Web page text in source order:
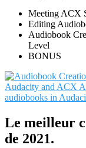
Meeting ACX
Editing
Audiobook
Level
BONUS
Audacity and ACX
audiobooks in
Le meilleur
de 2021.